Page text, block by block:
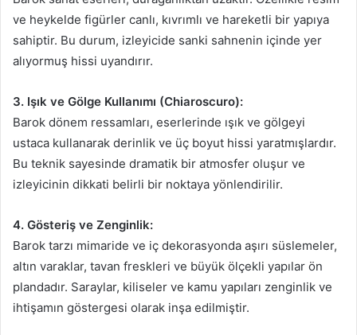
ve heykelde figürler canlı, kıvrımlı ve hareketli bir yapıya
sahiptir. Bu durum, izleyicide sanki sahnenin içinde yer
alıyormuş hissi uyandırır.
3. Işık ve Gölge Kullanımı (Chiaroscuro):
Barok dönem ressamları, eserlerinde ışık ve gölgeyi
ustaca kullanarak derinlik ve üç boyut hissi yaratmışlardır.
Bu teknik sayesinde dramatik bir atmosfer oluşur ve
izleyicinin dikkati belirli bir noktaya yönlendirilir.
4. Gösteriş ve Zenginlik:
Barok tarzı mimaride ve iç dekorasyonda aşırı süslemeler,
altın varaklar, tavan freskleri ve büyük ölçekli yapılar ön
plandadır. Saraylar, kiliseler ve kamu yapıları zenginlik ve
ihtişamın göstergesi olarak inşa edilmiştir.